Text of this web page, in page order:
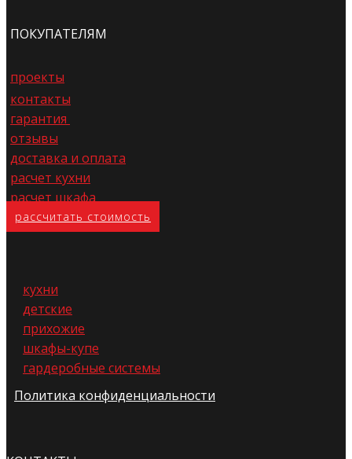
ПОКУПАТЕЛЯМ
проекты
контакты
гарантия
отзывы
доставка и оплата
расчет кухни
расчет шкафа
расс​читать стоимость
кухни
детские
прихожие
шкафы-купе
гардеробные системы
Политика конфиденциальности